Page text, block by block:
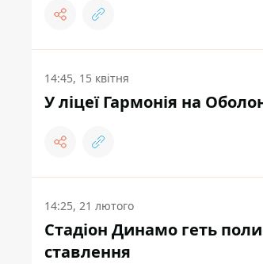
14:45, 15 квітня
У ліцеї Гармонія на
14:25, 21 лютого
Стадіон Динамо геть
ставлення